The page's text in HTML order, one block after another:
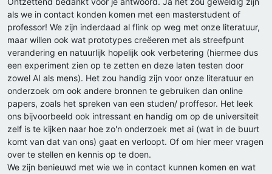
als we in contact konden komen met een masterstudent of
professor! We zijn inderdaad al flink op weg met onze literatuur,
maar willen ook wat prototypes creëeren met als streefpunt
verandering en natuurlijk hopelijk ook verbetering (hiermee dus
een experiment zien op te zetten en deze laten testen door
zowel AI als mens). Het zou handig zijn voor onze literatuur en
onderzoek om ook andere bronnen te gebruiken dan online
papers, zoals het spreken van een studen/ proffesor. Het leek
ons bijvoorbeeld ook intressant en handig om op de universiteit
zelf is te kijken naar hoe zo'n onderzoek met ai (wat in de buurt
komt van dat van ons) gaat en verloopt. Of om hier meer vragen
over te stellen en kennis op te doen.
We zijn benieuwd met wie we in contact kunnen komen en wat